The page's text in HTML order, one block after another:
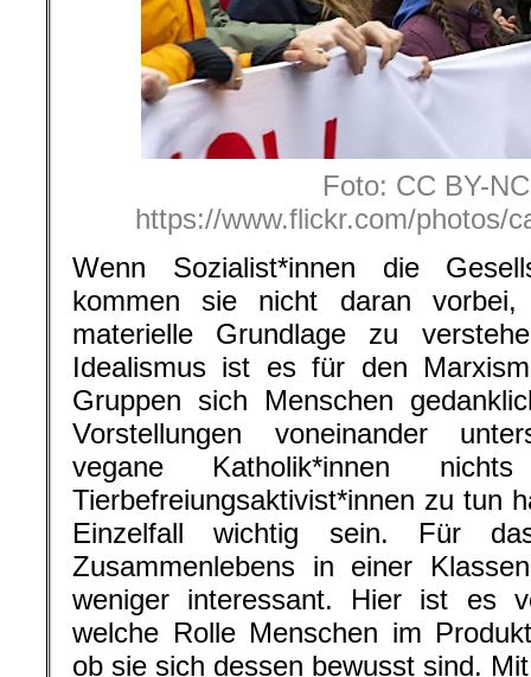
Foto: CC BY-
https://www.flickr.com/photos/
Wenn Sozialist*innen die
kommen sie nicht daran
materielle Grundlage zu
Idealismus ist es für den
Gruppen sich Menschen
Vorstellungen voneinander
vegane Katholik*innen
Tierbefreiungsaktivist*innen zu tun
Einzelfall wichtig sein. Für
Zusammenlebens in einer
weniger interessant. Hier ist es
welche Rolle Menschen im
ob sie sich dessen bewusst sind.